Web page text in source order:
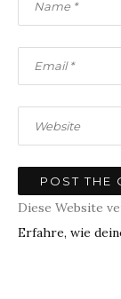
Diese Website
Erfahre, wie